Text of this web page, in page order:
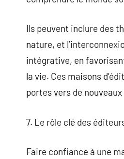
Ils peuvent inclure des
nature, et
intégrative, en
la vie. Ces maisons
portes vers de
7. Le rôle clé des
Faire confiance à une